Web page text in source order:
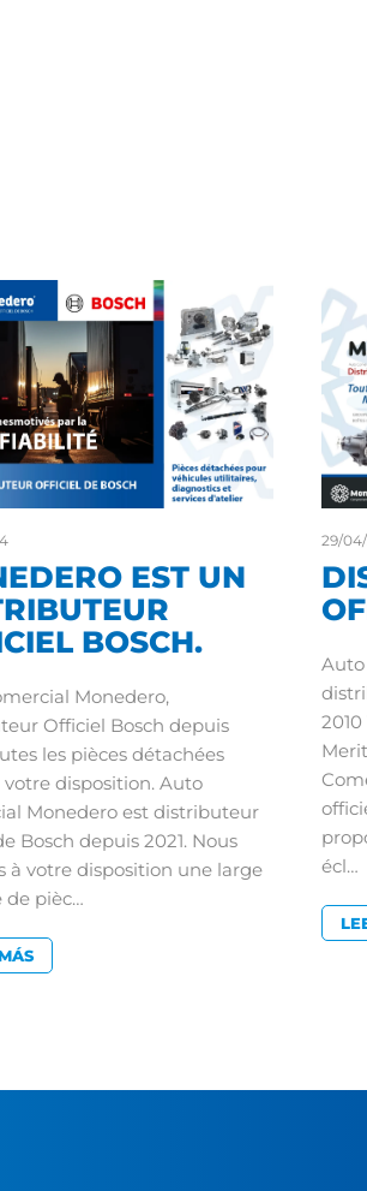
EST UN
BOSCH.
Monedero,
Officiel Bosch depuis
les pièces détachées
votre disposition. Auto
Monedero est distributeur
Bosch depuis 2021. Nous
à votre disposition une large
pièc…
29/
écl…